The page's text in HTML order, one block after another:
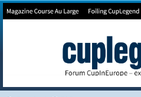
Forum de Cup In Europe